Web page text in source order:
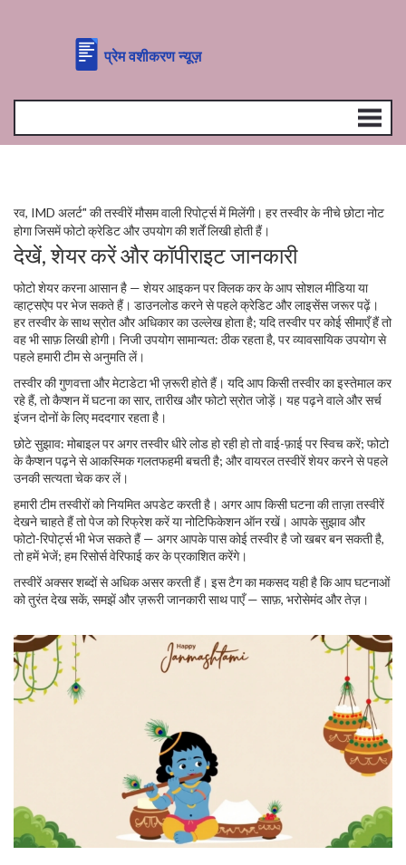
रव, IMD अलर्ट" की तस्वीरें मौसम वाली रिपोर्ट्स में मिलेंगी। हर तस्वीर के नीचे छोटा नोट
होगा जिसमें फोटो क्रेडिट और उपयोग की शर्तें लिखी होती हैं।
देखें, शेयर करें और कॉपीराइट जानकारी
फोटो शेयर करना आसान है — शेयर आइकन पर क्लिक कर के आप सोशल मीडिया या
व्हाट्सऐप पर भेज सकते हैं। डाउनलोड करने से पहले क्रेडिट और लाइसेंस जरूर पढ़ें।
हर तस्वीर के साथ स्रोत और अधिकार का उल्लेख होता है; यदि तस्वीर पर कोई सीमाएँ हैं तो
वह भी साफ़ लिखी होगी। निजी उपयोग सामान्यत: ठीक रहता है, पर व्यावसायिक उपयोग से
पहले हमारी टीम से अनुमति लें।
तस्वीर की गुणवत्ता और मेटाडेटा भी ज़रूरी होते हैं। यदि आप किसी तस्वीर का इस्तेमाल कर
रहे हैं, तो कैप्शन में घटना का सार, तारीख और फोटो स्रोत जोड़ें। यह पढ़ने वाले और सर्च
इंजन दोनों के लिए मददगार रहता है।
छोटे सुझाव: मोबाइल पर अगर तस्वीर धीरे लोड हो रही हो तो वाई-फ़ाई पर स्विच करें; फोटो
के कैप्शन पढ़ने से आकस्मिक गलतफहमी बचती है; और वायरल तस्वीरें शेयर करने से पहले
उनकी सत्यता चेक कर लें।
हमारी टीम तस्वीरों को नियमित अपडेट करती है। अगर आप किसी घटना की ताज़ा तस्वीरें
देखने चाहते हैं तो पेज को रिफ्रेश करें या नोटिफिकेशन ऑन रखें। आपके सुझाव और
फोटो-रिपोर्ट्स भी भेज सकते हैं — अगर आपके पास कोई तस्वीर है जो खबर बन सकती है,
तो हमें भेजें; हम रिसोर्स वेरिफाई कर के प्रकाशित करेंगे।
तस्वीरें अक्सर शब्दों से अधिक असर करती हैं। इस टैग का मकसद यही है कि आप घटनाओं
को तुरंत देख सकें, समझें और ज़रूरी जानकारी साथ पाएँ — साफ़, भरोसेमंद और तेज़।